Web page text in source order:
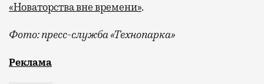
«Новаторства вне времени».
Фото: пресс-служба «Технопарка»
Рекламные кампании техники редко выходят за
Реклама